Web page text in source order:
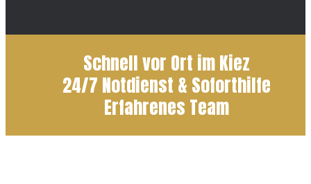
Schnell vor Ort im Kiez
24/7 Notdienst & Soforthilfe
Erfahrenes Team